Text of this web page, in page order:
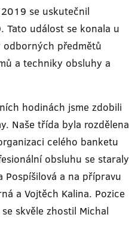
se uskutečnil
Tato událost se konala u
předmětů
a techniky obsluhy a
hodinách jsme zdobili
Naše třída byla rozdělena
celého banketu
obsluhu se staraly
Pospíšilová a na přípravu
a Vojtěch Kalina. Pozice
skvěle zhostil Michal